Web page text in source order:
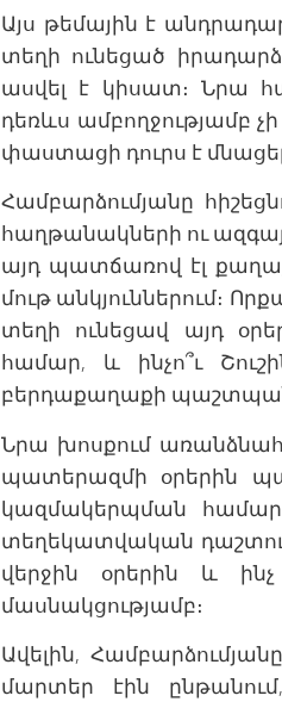
Այս թեմային է
տեղի ունեցած
ասվել է կիսատ։ Նրա
դեռևս ամբողջությամբ
փաստացի դուրս է
Համբարձումյանը
հաղթանակների ու
այդ պատճառով էլ
մութ անկյուններում։
տեղի ունեցավ այդ
համար, և ինչո՞ւ
բերդաքաղաքի
Նրա խոսքում
պատերազմի օրերին
կազմակերպման
տեղեկատվական
վերջին օրերին և
մասնակցությամբ։
Ավելին,
մարտեր էին